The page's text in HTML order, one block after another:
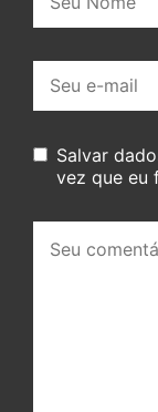
mail:
Salvar
vez que eu
comentário: